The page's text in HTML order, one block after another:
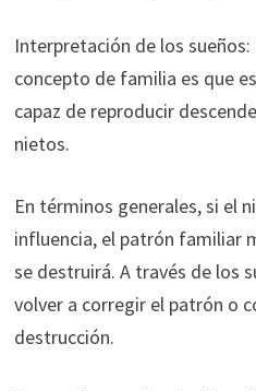
Interpretación de los
concepto de familia es que
capaz de reproducir
nietos.
En términos generales, si el
influencia, el patrón familiar
se destruirá. A través de los
volver a corregir el patrón o
destrucción.